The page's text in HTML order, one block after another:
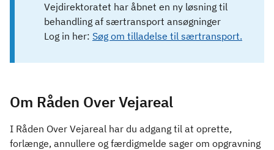
Vejdirektoratet har åbnet en ny løsning til
behandling af særtransport ansøgninger
Log in her: Søg om tilladelse til særtransport.
Om Råden Over Vejareal
I Råden Over Vejareal har du adgang til at oprette,
forlænge, annullere og færdigmelde sager om opgravning